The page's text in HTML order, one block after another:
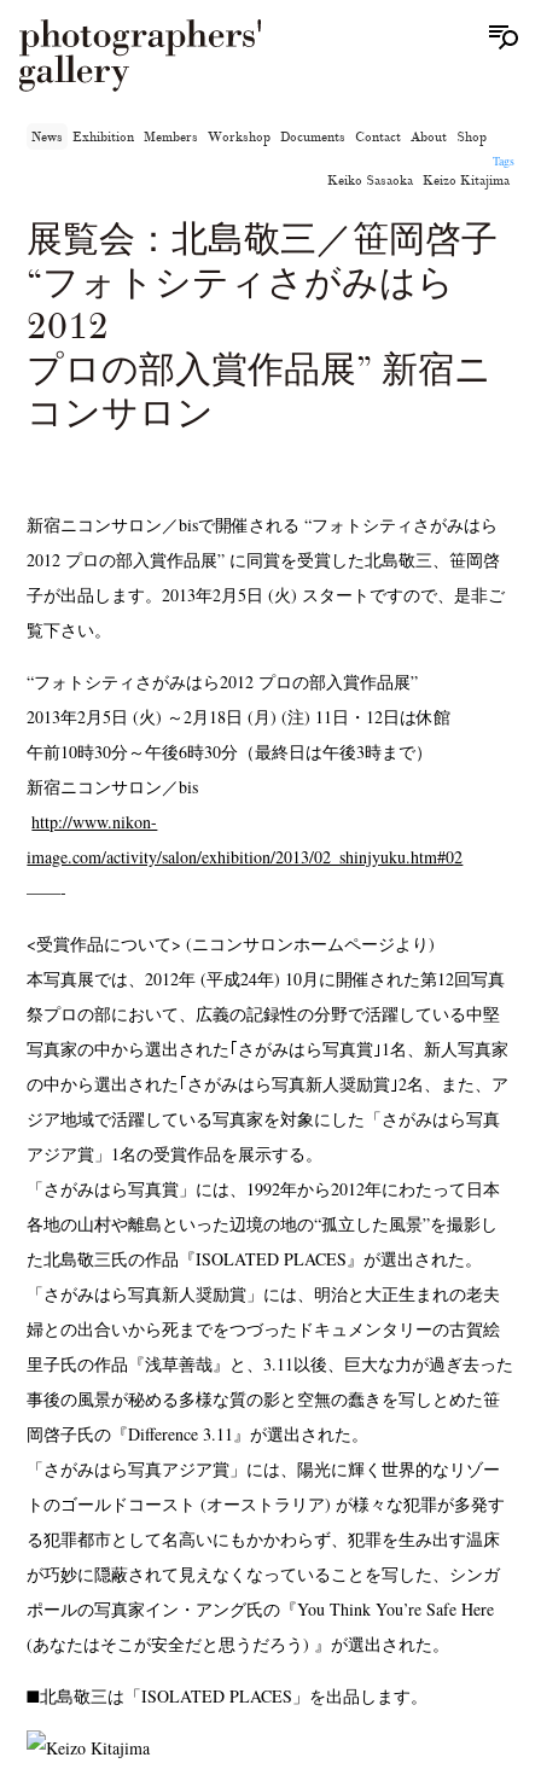
News Exhibition Members Workshop Documents Contact About
Shop
Tags
Keiko Sasaoka Keizo Kitajima
展覧会：北島敬三／笹岡啓子
“フォトシティさがみはら
2012
プロの部入賞作品展” 新宿ニ
コンサロン
新宿ニコンサロン／bisで開催される “フォトシティさがみはら
2012 プロの部入賞作品展” に同賞を受賞した北島敬三、笹岡啓
子が出品します。2013年2月5日 (火) スタートですので、是非ご
覧下さい。
“フォトシティさがみはら2012 プロの部入賞作品展”
2013年2月5日 (火) ～2月18日 (月) (注) 11日・12日は休館
午前10時30分～午後6時30分（最終日は午後3時まで）
新宿ニコンサロン／bis
http://www.nikon-
image.com/activity/salon/exhibition/2013/02_shinjyuku.htm#02
——-
<受賞作品について> (ニコンサロンホームページより)
本写真展では、2012年 (平成24年) 10月に開催された第12回写真
祭プロの部において、広義の記録性の分野で活躍している中堅
写真家の中から選出された｢さがみはら写真賞｣1名、新人写真家
の中から選出された｢さがみはら写真新人奨励賞｣2名、また、ア
ジア地域で活躍している写真家を対象にした「さがみはら写真
アジア賞」1名の受賞作品を展示する。
「さがみはら写真賞」には、1992年から2012年にわたって日本
各地の山村や離島といった辺境の地の“孤立した風景”を撮影し
た北島敬三氏の作品『ISOLATED PLACES』が選出された。
「さがみはら写真新人奨励賞」には、明治と大正生まれの老夫
婦との出合いから死までをつづったドキュメンタリーの古賀絵
里子氏の作品『浅草善哉』と、3.11以後、巨大な力が過ぎ去った
事後の風景が秘める多様な質の影と空無の蠢きを写しとめた笹
岡啓子氏の『Difference 3.11』が選出された。
「さがみはら写真アジア賞」には、陽光に輝く世界的なリゾー
トのゴールドコースト (オーストラリア) が様々な犯罪が多発す
る犯罪都市として名高いにもかかわらず、犯罪を生み出す温床
が巧妙に隠蔽されて見えなくなっていることを写した、シンガ
ポールの写真家イン・アング氏の『You Think You’re Safe Here
(あなたはそこが安全だと思うだろう) 』が選出された。
■北島敬三は「ISOLATED PLACES」を出品します。